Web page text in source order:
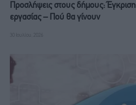
Προσλήψεις στους δήμους: Έγκριση
εργασίας – Πού θα γίνουν
30 Ιουλίου, 2026